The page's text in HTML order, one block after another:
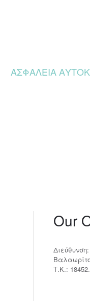
ΑΣΦΑΛΕΙΑ
Our
Διεύθυνση:
Τ.Κ.: 18452.